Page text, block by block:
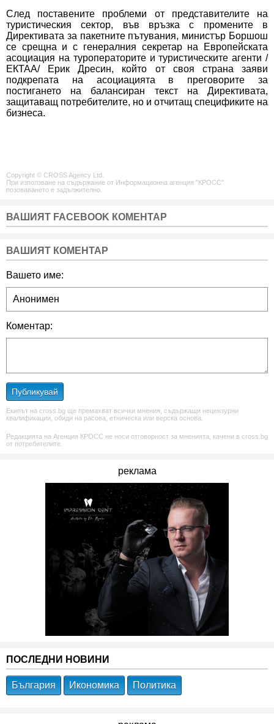
След поставените проблеми от представителите на
туристическия сектор, във връзка с промените в
Директивата за пакетните пътувания, министър Боршош
се срещна и с генералния секретар на Европейската
асоциация на туроператорите и туристическите агенти /
ЕКТАА/ Ерик Дресин, който от своя страна заяви
подкрепата на асоциацията в преговорите за
постигането на балансиран текст на Директивата,
защитаващ потребителите, но и отчитащ спецификите на
бизнеса.
Copyright © CROSS Agency Ltd.
При използване на съдържание от Информационна агенция "КРОСС"
позоваването е задължително.
ВАШИЯТ FACEBOOK КОМЕНТАР
ВАШИЯТ КОМЕНТАР
Вашето име:
Коментар:
Публикувай
Екипът на cross.bg ще премахват всички мнения, съдържащи нецензурни
квалификации, обиди на расова, етническа или верска основа.
Редакцията на Агенция КРОСС не носи отговорност за мненията, качени в cross.bg
от потребителите.
реклама
ПОСЛЕДНИ НОВИНИ
България Икономика Политика